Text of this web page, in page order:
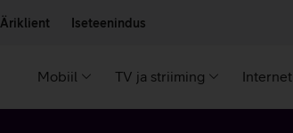
Äriklient Iseteenindus
Mobiil TV ja striiming Internet